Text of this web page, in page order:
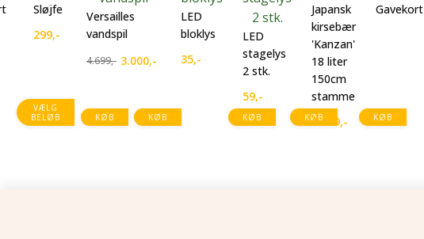
VÆLG
BELØB
KØB
Sløjfe
299,-
KØB
Versailles
vandspil
4.699,-
Den
var:
3.000,-
Den
er:
KØB
LED
bloklys
35,-
KØB
LED
stagelys
2 stk.
59,-
KØB
Japansk
kirsebær
'Kanzan'
18 liter
150cm
stamme
1.199,-
Gavekort